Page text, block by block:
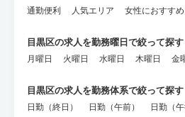
通勤便利 人気エリア 女性におすすめ
目黒区の求人を勤務曜日で絞って探す
月曜日 火曜日 水曜日 木曜日 金
目黒区の求人を勤務体系で絞って探す
日勤（終日） 日勤（午前） 日勤（午